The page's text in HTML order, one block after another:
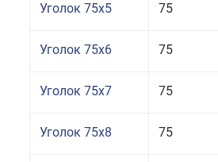
Уголок 75x5 75
Уголок 75x6 75
Уголок 75x7 75
Уголок 75x8 75